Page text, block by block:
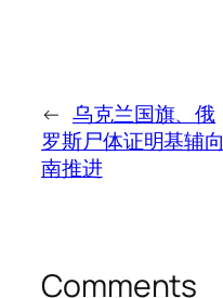
← 乌克兰国旗、俄
罗斯尸体证明基辅向
南推进
Comments